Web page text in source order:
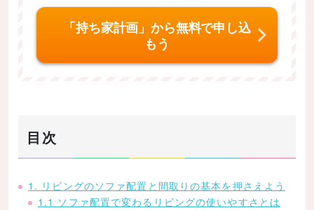
「持ち家計画」から無料で申し込
もう
目次
1. リビングのソファ配置と間取りの基本を押さえよう
1.1 ソファ配置で変わるリビングの使いやすさとは